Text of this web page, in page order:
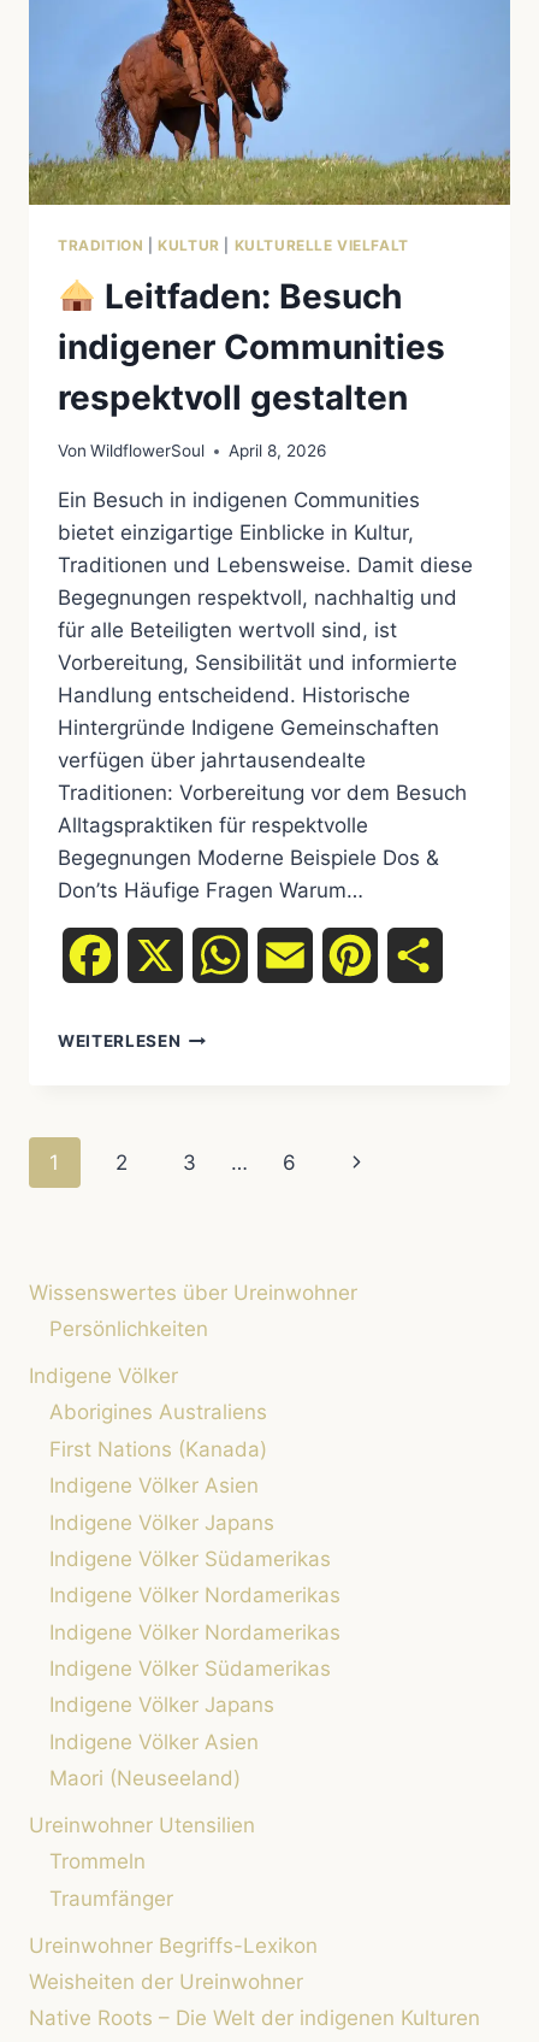
TRADITION |KULTUR KULTURELLE VIELFALT
Leitfaden: Besuch
indigener Communities
respektvoll gestalten
Von WildflowerSoul April 8, 2026
Ein Besuch in indigenen Communities
bietet einzigartige Einblicke in Kultur,
Traditionen und Lebensweise. Damit diese
Begegnungen respektvoll, nachhaltig und
für alle Beteiligten wertvoll sind, ist
Vorbereitung, Sensibilität und informierte
Handlung entscheidend. Historische
Hintergründe Indigene Gemeinschaften
verfügen über jahrtausendealte
Traditionen: Vorbereitung vor dem Besuch
Alltagspraktiken für respektvolle
Begegnungen Moderne Beispiele Dos &
Don’ts Häufige Fragen Warum…
Facebook WhatsAppEmail Pinterest
WEITERLESEN
RESPEKTVOLL
Seitennavigation
1 2 3 … 6
Nächste
Wissenswertes über Ureinwohner
Persönlichkeiten
Indigene Völker
Aborigines Australiens
First Nations (Kanada)
Indigene Völker Asien
Indigene Völker Japans
Indigene Völker Südamerikas
Indigene Völker Nordamerikas
Indigene Völker Nordamerikas
Indigene Völker Südamerikas
Indigene Völker Japans
Indigene Völker Asien
Maori (Neuseeland)
Ureinwohner Utensilien
Trommeln
Traumfänger
Ureinwohner Begriffs-Lexikon
Weisheiten der Ureinwohner
Native Roots – Die Welt der indigenen Kulturen